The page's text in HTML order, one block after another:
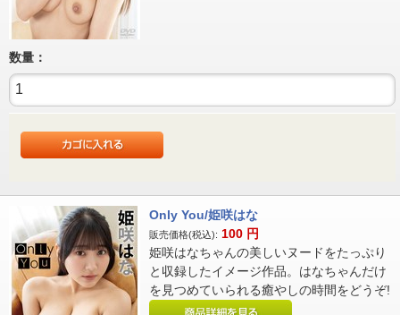
数量：
Only You/姫咲はな
販売価格(税込): 100 円
姫咲はなちゃんの美しいヌードをたっぷり
と収録したイメージ作品。はなちゃんだけ
を見つめていられる癒やしの時間をどうぞ!